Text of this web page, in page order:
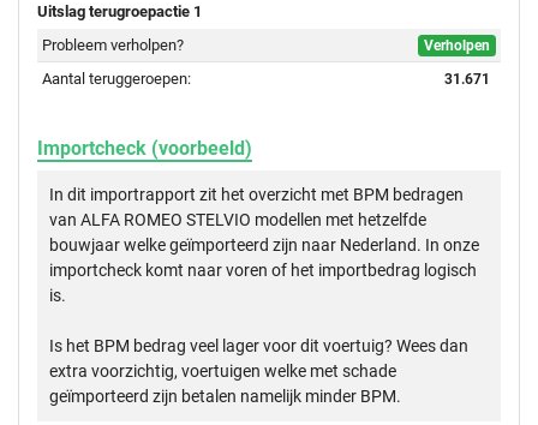
Uitslag terugroepactie 1
Probleem verholpen?
Verholpen
Aantal teruggeroepen: 31.671
Importcheck (voorbeeld)
In dit importrapport zit het overzicht met BPM bedragen
van ALFA ROMEO STELVIO modellen met hetzelfde
bouwjaar welke geïmporteerd zijn naar Nederland. In onze
importcheck komt naar voren of het importbedrag logisch
is.
Is het BPM bedrag veel lager voor dit voertuig? Wees dan
extra voorzichtig, voertuigen welke met schade
geïmporteerd zijn betalen namelijk minder BPM.